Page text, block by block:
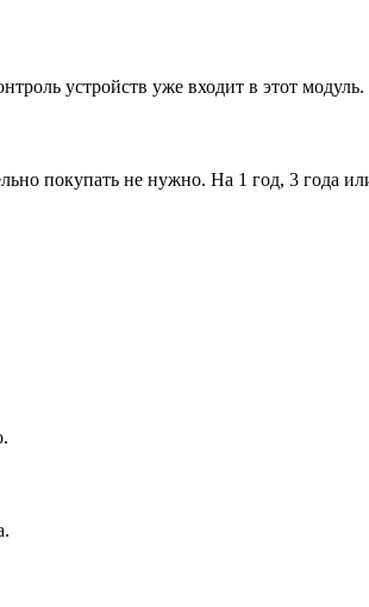
устройств уже входит в этот
покупать не нужно. На 1 год, 3 года